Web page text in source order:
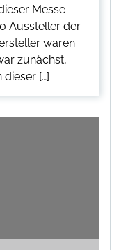
Messe
Aussteller der
waren
zunächst,
[…]